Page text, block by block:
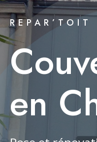
REPAR’TOIT
en